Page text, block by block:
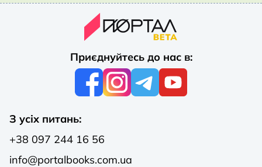
Приєднуйтесь до нас в:
З усіх питань:
+38 097 244 16 56
info@portalbooks.com.ua